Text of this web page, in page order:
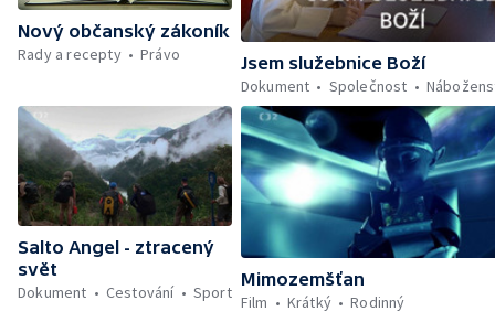
Nový občanský zákoník
Rady a recepty
Právo
Jsem služebnice Boží
Dokument
Společnost
Salto Angel - ztracený
svět
Dokument
Cestování Sport
Mimozemšťan
Film
Krátký Rodinný